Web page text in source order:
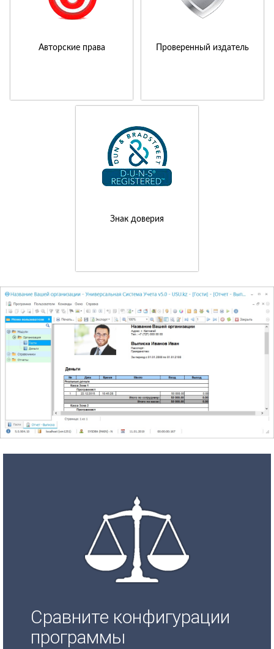
Авторские права Проверенный издатель
Знак доверия
Сравните конфигурации
программы